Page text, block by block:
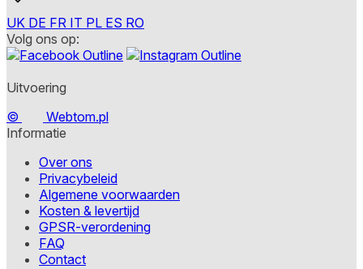
UK DE FR IT PL ES RO
Volg ons op:
Uitvoering
©
Webtom.pl
Informatie
Over ons
Privacybeleid
Algemene voorwaarden
Kosten & levertijd
GPSR-verordening
FAQ
Contact